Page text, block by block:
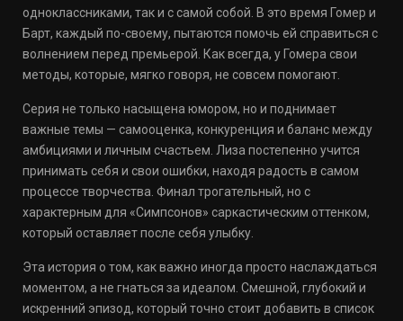
одноклассниками, так и с самой собой. В это время Гомер и
Барт, каждый по-своему, пытаются помочь ей справиться с
волнением перед премьерой. Как всегда, у Гомера свои
методы, которые, мягко говоря, не совсем помогают.
Серия не только насыщена юмором, но и поднимает
важные темы — самооценка, конкуренция и баланс между
амбициями и личным счастьем. Лиза постепенно учится
принимать себя и свои ошибки, находя радость в самом
процессе творчества. Финал трогательный, но с
характерным для «Симпсонов» саркастическим оттенком,
который оставляет после себя улыбку.
Эта история о том, как важно иногда просто наслаждаться
моментом, а не гнаться за идеалом. Смешной, глубокий и
искренний эпизод, который точно стоит добавить в список